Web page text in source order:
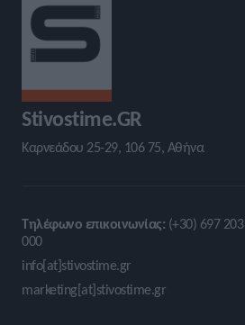
Stivostime.GR
Καρνεάδου 25-29, 106 75, Αθήνα
Τηλέφωνο επικοινωνίας: (+30) 697
000
info[at]stivostime.gr
marketing[at]stivostime.gr